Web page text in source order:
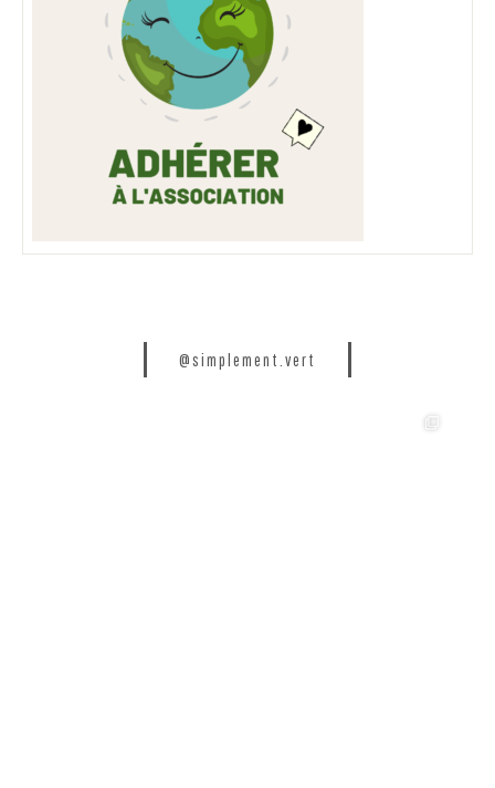
@simplement.vert